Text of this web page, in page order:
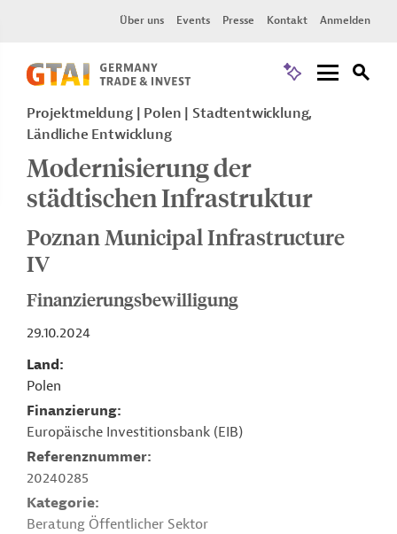
Über uns Events Presse Kontakt Anmelden
Projektmeldung Polen
Stadtentwicklung,
Ländliche Entwicklung
Modernisierung der
städtischen Infrastruktur
Poznan Municipal Infrastructure
IV
Finanzierungsbewilligung
29.10.2024
Land
Polen
Finanzierung
Europäische Investitionsbank (EIB)
Referenznummer
20240285
Kategorie
Beratung Öffentlicher Sektor